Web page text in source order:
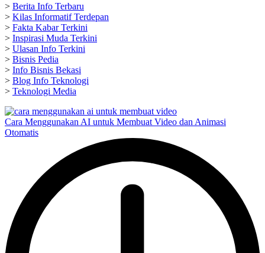
> Berita Info Terbaru
> Kilas Informatif Terdepan
> Fakta Kabar Terkini
> Inspirasi Muda Terkini
> Ulasan Info Terkini
> Bisnis Pedia
> Info Bisnis Bekasi
> Blog Info Teknologi
> Teknologi Media
Cara Menggunakan AI untuk Membuat Video dan Animasi
Otomatis